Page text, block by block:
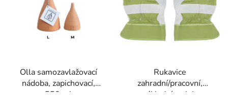
Olla samozavlažovací
nádoba, zapichovací,
550 ml
Rukavice
zahradní/pracovní,
základní, vel. L